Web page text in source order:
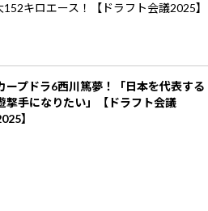
キロエース！【ドラフト会議2025】
ープドラ6西川篤夢！「日本を代表する
撃手になりたい」【ドラフト会議
】